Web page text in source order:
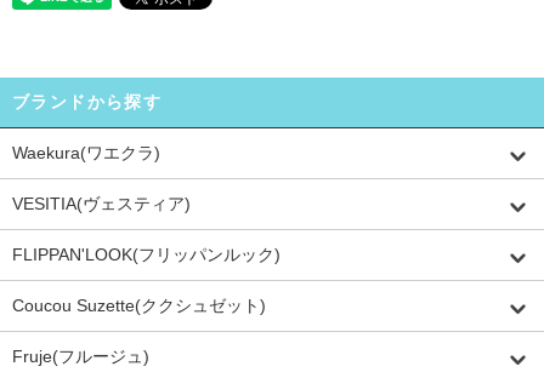
ブランドから探す
Waekura(ワエクラ)
VESITIA(ヴェスティア)
FLIPPAN'LOOK(フリッパンルック)
Coucou Suzette(ククシュゼット)
Fruje(フルージュ)